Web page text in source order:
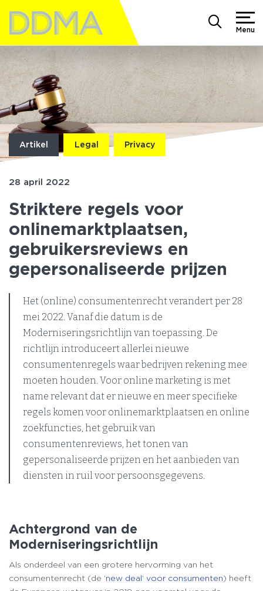
Menu
Artikel Legal Privacy
28 april 2022
Striktere regels voor
onlinemarktplaatsen,
gebruikersreviews en
gepersonaliseerde prijzen
Het (online) consumentenrecht verandert per 28
mei 2022. Vanaf die datum is de
Moderniseringsrichtlijn van toepassing. De
richtlijn introduceert allerlei nieuwe
consumentenregels waar bedrijven rekening mee
moeten houden. Voor online marketing is met
name relevant dat er nieuwe en meer specifieke
regels komen voor onlinemarktplaatsen en online
zoekfuncties, het gebruik van
consumentenreviews, het tonen van
gepersonaliseerde prijzen en het aanbieden van
diensten in ruil voor persoonsgegevens.
Achtergrond van de
Moderniseringsrichtlijn
Als onderdeel van een grotere hervorming van het
consumentenrecht (de ‘new deal’ voor consumenten) heeft